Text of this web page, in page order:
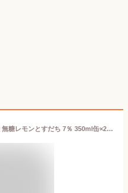
送料無料 檸檬堂 甘くない檸檬堂 無糖レモンとすだち 7％ 350ml缶×24本 1ケース レモンサワー チューハイ サワー コカコーラ Coca-Cola AIB